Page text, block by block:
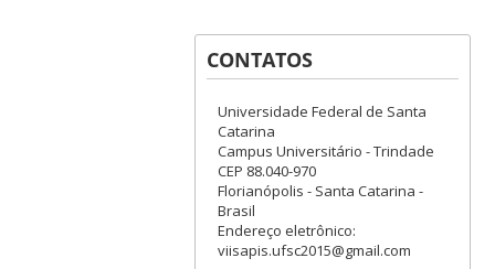
CONTATOS
Universidade Federal de Santa
Catarina
Campus Universitário - Trindade
CEP 88.040-970
Florianópolis - Santa Catarina -
Brasil
Endereço eletrônico:
viisapis.ufsc2015@gmail.com